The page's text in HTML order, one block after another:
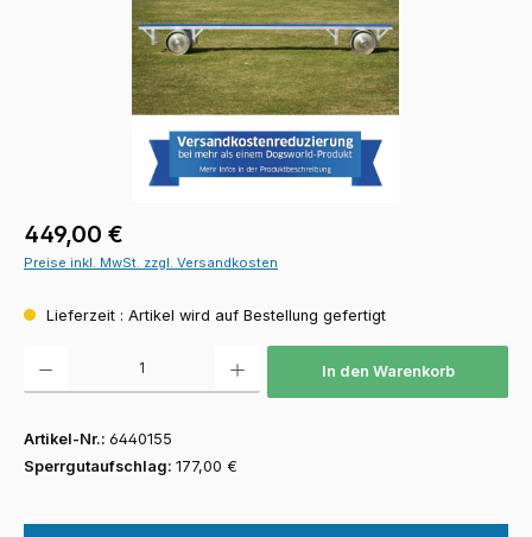
Regulärer Preis:
449,00 €
Preise inkl. MwSt. zzgl. Versandkosten
Lieferzeit : Artikel wird auf Bestellung gefertigt
In den Warenkorb
Artikel-Nr.: 6440155
Sperrgutaufschlag: 177,00 €